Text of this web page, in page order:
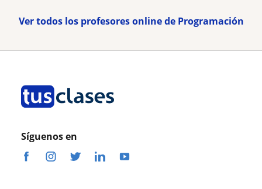
Ver todos los profesores online de Programación
Síguenos en